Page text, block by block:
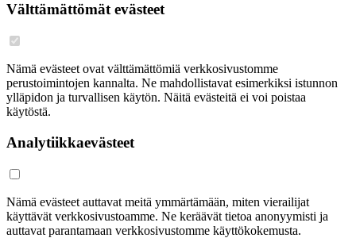
Välttämättömät evästeet
Nämä evästeet ovat välttämättömiä verkkosivustomme
perustoimintojen kannalta. Ne mahdollistavat esimerkiksi istunnon
ylläpidon ja turvallisen käytön. Näitä evästeitä ei voi poistaa
käytöstä.
Analytiikkaevästeet
Nämä evästeet auttavat meitä ymmärtämään, miten vierailijat
käyttävät verkkosivustoamme. Ne keräävät tietoa anonyymisti ja
auttavat parantamaan verkkosivustomme käyttökokemusta.